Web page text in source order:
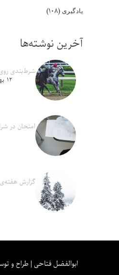
یادگیری (۱۰۸)
آخرین نوشته‌ها
شرط‌بندی
۱۲ بهمن ۱۴۰۴
امتحان در
گزارش
ابوالفضل فتاحی | طراح و